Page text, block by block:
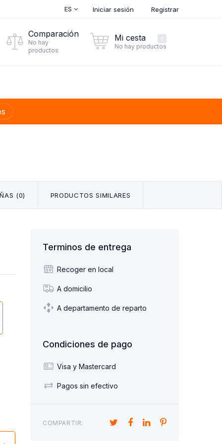
ES Iniciar sesión Registrar
Comparación
No hay
productos
Mi cesta
No hay productos
(0) PRODUCTOS SIMILARES
Terminos de entrega
Recoger en local
A domicilio
A departamento de reparto
Condiciones de pago
Visa y Mastercard
Pagos sin efectivo
COMPARTIR: